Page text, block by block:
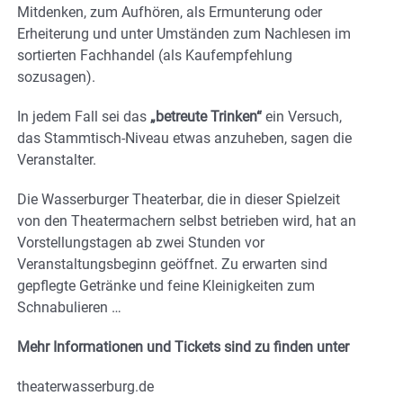
Mitdenken, zum Aufhören, als Ermunterung oder
Erheiterung und unter Umständen zum Nachlesen im
sortierten Fachhandel (als Kaufempfehlung
sozusagen).
In jedem Fall sei das „betreute Trinken“ ein Versuch,
das Stammtisch-Niveau etwas anzuheben, sagen die
Veranstalter.
Die Wasserburger Theaterbar, die in dieser Spielzeit
von den Theatermachern selbst betrieben wird, hat an
Vorstellungstagen ab zwei Stunden vor
Veranstaltungsbeginn geöffnet. Zu erwarten sind
gepflegte Getränke und feine Kleinigkeiten zum
Schnabulieren …
Mehr Informationen und Tickets sind zu finden unter
theaterwasserburg.de